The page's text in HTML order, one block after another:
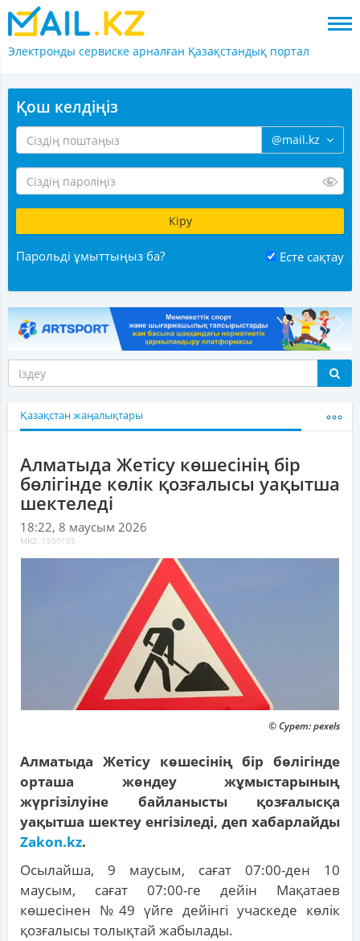
Электронды сервиске арналған Қазақстандық портал
Қош келдіңіз
@mail.kz
Парольді ұмыттыңыз ба? Есте сақтау
Қазақстан жаңалықтары
Алматыда Жетісу көшесінің бір
бөлігінде көлік қозғалысы уақытша
шектеледі
18:22, 8 маусым 2026
MKZ: 1550105
© Сурет: pexels
Алматыда Жетісу көшесінің бір бөлігінде
орташа жөндеу жұмыстарының
жүргізілуіне байланысты қозғалысқа
уақытша шектеу енгізіледі, деп хабарлайды
Zakon.kz.
Осылайша, 9 маусым, сағат 07:00-ден 10
маусым, сағат 07:00-ге дейін Мақатаев
көшесінен №49 үйге дейінгі учаскеде көлік
қозғалысы толықтай жабылады.